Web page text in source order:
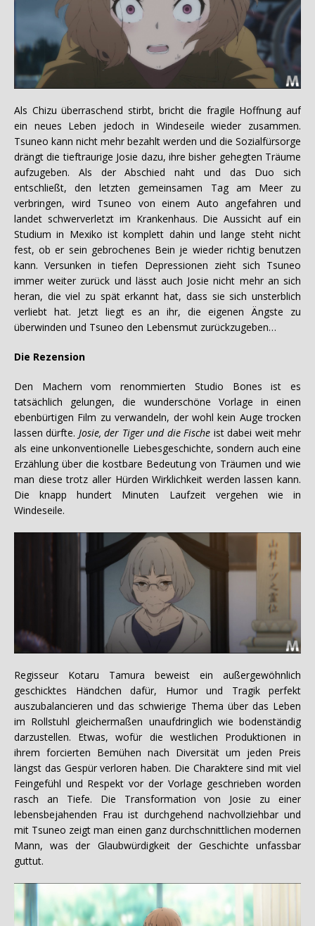
Als Chizu überraschend stirbt, bricht die fragile Hoffnung auf
ein neues Leben jedoch in Windeseile wieder zusammen.
Tsuneo kann nicht mehr bezahlt werden und die Sozialfürsorge
drängt die tieftraurige Josie dazu, ihre bisher gehegten Träume
aufzugeben. Als der Abschied naht und das Duo sich
entschließt, den letzten gemeinsamen Tag am Meer zu
verbringen, wird Tsuneo von einem Auto angefahren und
landet schwerverletzt im Krankenhaus. Die Aussicht auf ein
Studium in Mexiko ist komplett dahin und lange steht nicht
fest, ob er sein gebrochenes Bein je wieder richtig benutzen
kann. Versunken in tiefen Depressionen zieht sich Tsuneo
immer weiter zurück und lässt auch Josie nicht mehr an sich
heran, die viel zu spät erkannt hat, dass sie sich unsterblich
verliebt hat. Jetzt liegt es an ihr, die eigenen Ängste zu
überwinden und Tsuneo den Lebensmut zurückzugeben…
Die Rezension
Den Machern vom renommierten Studio Bones ist es
tatsächlich gelungen, die wunderschöne Vorlage in einen
ebenbürtigen Film zu verwandeln, der wohl kein Auge trocken
lassen dürfte. Josie, der Tiger und die Fische ist dabei weit mehr
als eine unkonventionelle Liebesgeschichte, sondern auch eine
Erzählung über die kostbare Bedeutung von Träumen und wie
man diese trotz aller Hürden Wirklichkeit werden lassen kann.
Die knapp hundert Minuten Laufzeit vergehen wie in
Windeseile.
Regisseur Kotaru Tamura beweist ein außergewöhnlich
geschicktes Händchen dafür, Humor und Tragik perfekt
auszubalancieren und das schwierige Thema über das Leben
im Rollstuhl gleichermaßen unaufdringlich wie bodenständig
darzustellen. Etwas, wofür die westlichen Produktionen in
ihrem forcierten Bemühen nach Diversität um jeden Preis
längst das Gespür verloren haben. Die Charaktere sind mit viel
Feingefühl und Respekt vor der Vorlage geschrieben worden
rasch an Tiefe. Die Transformation von Josie zu einer
lebensbejahenden Frau ist durchgehend nachvollziehbar und
mit Tsuneo zeigt man einen ganz durchschnittlichen modernen
Mann, was der Glaubwürdigkeit der Geschichte unfassbar
guttut.